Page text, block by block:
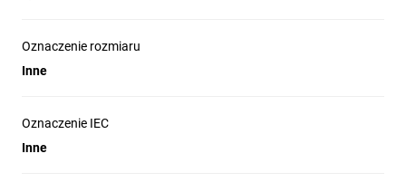
Oznaczenie rozmiaru
Inne
Oznaczenie IEC
Inne